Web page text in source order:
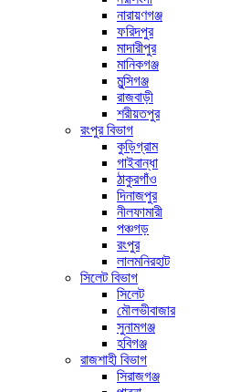
নারায়ণগঞ্জ
ফরিদপুর
মাদারীপুর
মানিকগঞ্জ
মুন্সিগঞ্জ
রাজবাড়ী
শরীয়তপুর
রংপুর বিভাগ
কুড়িগ্রাম
গাইবান্ধা
ঠাকুরগাঁও
দিনাজপুর
নীলফামারী
পঞ্চগড়
রংপুর
লালমনিরহাট
সিলেট বিভাগ
সিলেট
মৌলভীবাজার
সুনামগঞ্জ
হবিগঞ্জ
রাজশাহী বিভাগ
সিরাজগঞ্জ